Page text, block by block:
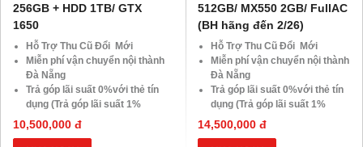
256GB + HDD 1TB/ GTX
1650
Hỗ Trợ Thu Cũ Đổi Mới
Miễn phí vận chuyển nội thành
Đà Nẵng
Trả góp lãi suất 0%với thẻ tín
dụng (Trả góp lãi suất 1%
HDsaison - chỉ cần CMND
BLX hoặc hộ khẩu gốc )
10,500,000 đ
512GB/ MX550 2GB/ FullAC
(BH hãng đến 2/26)
Hỗ Trợ Thu Cũ Đổi Mới
Miễn phí vận chuyển nội thành
Đà Nẵng
Trả góp lãi suất 0%với thẻ tín
dụng (Trả góp lãi suất 1%
HDsaison - chỉ cần CMND
BLX hoặc hộ khẩu gốc )
14,500,000 đ